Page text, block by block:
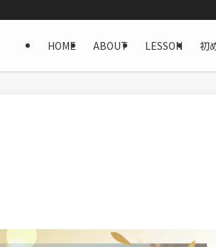
HOME ABOUT LESSON 初